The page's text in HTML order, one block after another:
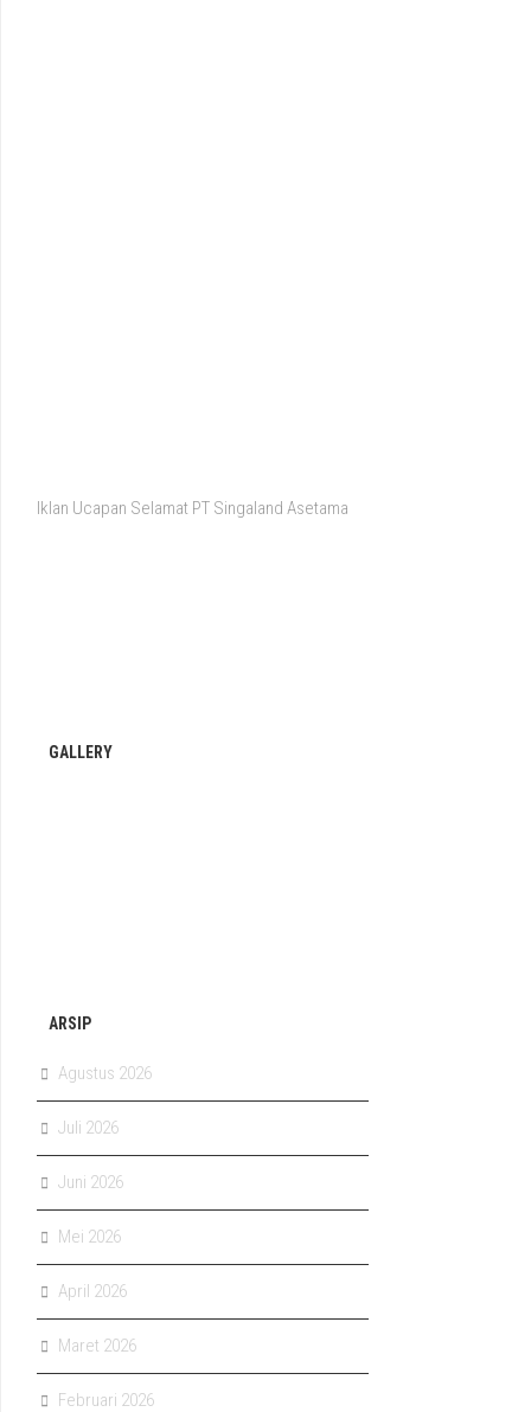
Iklan Ucapan Selamat PT Singaland Asetama
GALLERY
ARSIP
Agustus 2026
Juli 2026
Juni 2026
Mei 2026
April 2026
Maret 2026
Februari 2026